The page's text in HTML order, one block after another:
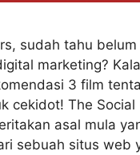
sudah tahu
marketing?
3 film
cekidot! The
asal mula
sebuah situs web